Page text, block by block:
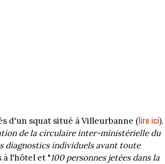
d'un squat situé à Villeurbanne (lire ici).
de la circulaire inter-ministérielle du
diagnostics individuels avant toute
à l'hôtel et "100 personnes jetées dans la